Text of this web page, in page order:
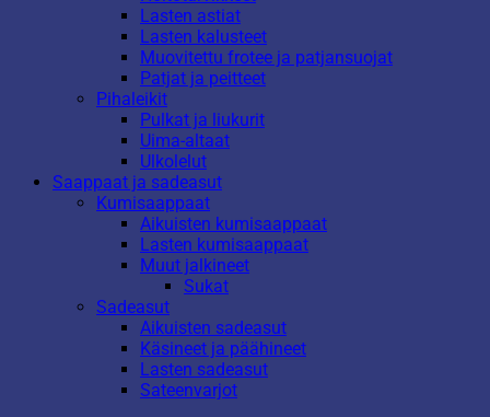
Lasten astiat
Lasten kalusteet
Muovitettu frotee ja patjansuojat
Patjat ja peitteet
Pihaleikit
Pulkat ja liukurit
Uima-altaat
Ulkolelut
Saappaat ja sadeasut
Kumisaappaat
Aikuisten kumisaappaat
Lasten kumisaappaat
Muut jalkineet
Sukat
Sadeasut
Aikuisten sadeasut
Käsineet ja päähineet
Lasten sadeasut
Sateenvarjot